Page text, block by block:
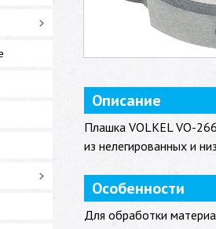
Описание
Плашка VOLKEL VO-
из нелегированных и
Особенности
Для обработки